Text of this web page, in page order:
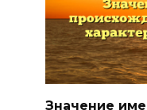
Значение